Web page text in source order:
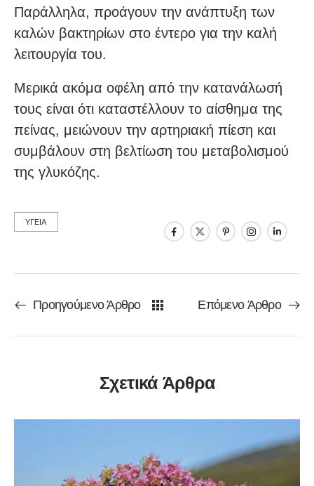
Παράλληλα, προάγουν την ανάπτυξη των
καλών βακτηρίων στο έντερο για την καλή
λειτουργία του.
Μερικά ακόμα οφέλη από την κατανάλωσή
τους είναι ότι καταστέλλουν το αίσθημα της
πείνας, μειώνουν την αρτηριακή πίεση και
συμβάλουν στη βελτίωση του μεταβολισμού
της γλυκόζης.
ΥΓΕΙΑ
Προηγούμενο Άρθρο Επόμενο Άρθρο
Σχετικά Άρθρα